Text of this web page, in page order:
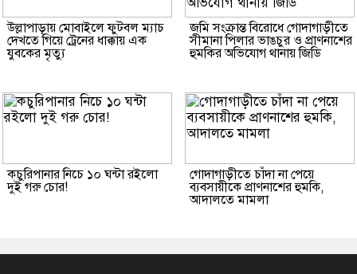
উল্লাপাড়ায় মোবাইলে ফুটবল ম্যাচ
দেখতে গিয়ে ট্রেনের ধাক্কায় এক
যুবকের মৃত্যু
জমি সংক্রান্ত বিরোধে গোদাগাড়ীতে
সীমানা পিলার ভাঙচুর ও প্রাণনাশের
হুমকির অভিযোগ থানায় জিডি
কচুরিপানার নিচে ১০ ঘন্টা রইলো
দুই গরু চোর!
গোদাগাড়ীতে চাঁদা না পেয়ে
ব্যবসায়ীকে প্রাণনাশের হুমকি,
আদালতে মামলা